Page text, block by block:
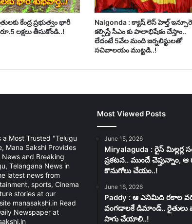
కేంద్ర ప్రభుత్వం భారీ
లక్షలు తీసుకోండి..!
Nalgonda : క్యాష్ లెస్ హెల్త్
కల్పిస్తే సీఎం కు పాలాభిషేకం చేస్తాం..
లేదంటే 5వేల మంది జర్నలిస్టులతో
సచివాలయం ముట్టడి..!
a Most Trusted "Telugu
Mana Sakshi Provides
and Breaking
Telangana News in
latest news from
sports, Cinema
stories at our
manasakshi.in Read
Newspaper at
Most Viewed Posts
June 15, 2026
Miryalaguda : రైస్ మిల్లర్ల
ప్రకటన.. ముందే చెప్తున్నాం,
కొనుగోలు చేయం..!
June 16, 2026
Paddy : ఆ ఎనిమిది రకాల
వంగడాలకే డిమాండ్..
సాగు చేయాలి..!